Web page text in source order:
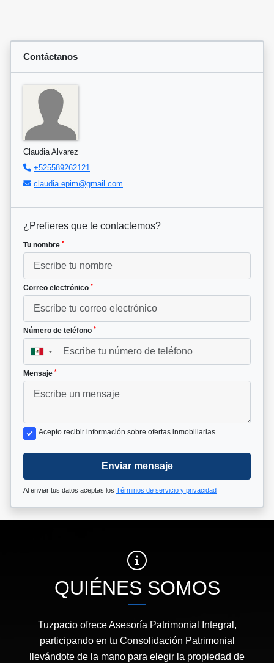
Contáctanos
Claudia Alvarez
+525589262121
claudia.epim@gmail.com
¿Prefieres que te contactemos?
Tu nombre *
Correo electrónico *
Número de teléfono *
▼
Mensaje *
Acepto recibir información sobre ofertas inmobiliarias
Enviar mensaje
Al enviar tus datos aceptas los Términos de servicio y privacidad
QUIÉNES SOMOS
Tuzpacio ofrece Asesoría Patrimonial Integral,
participando en tu Consolidación Patrimonial
llevándote de la mano para elegir la propiedad de